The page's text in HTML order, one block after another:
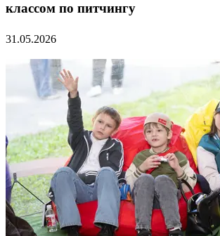
классом по питчингу
31.05.2026